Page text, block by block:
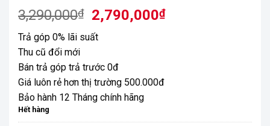
3,290,000₫
Giá
gốc
là:
2,790,000₫Giá
Trả góp 0% lãi suất
Thu cũ đổi mới
Bán trả góp trả trước 0đ
Giá luôn rẻ hơn thị trường 500.000đ
Bảo hành 12 Tháng chính hãng
Hết hàng